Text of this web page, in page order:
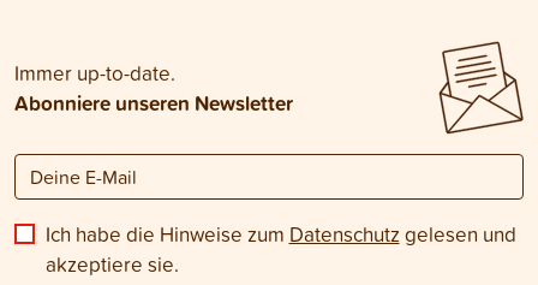
Immer up-to-date.
Abonniere unseren Newsletter
Ich habe die Hinweise zum Datenschutz gelesen und
akzeptiere sie.